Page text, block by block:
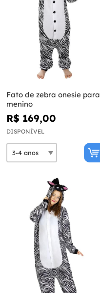
Fato de zebra onesie para
menino
R$ 169,00
DISPONÍVEL